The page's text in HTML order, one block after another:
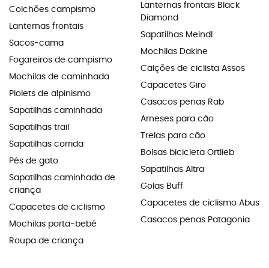
Colchões campismo
Lanternas frontais
Sacos-cama
Fogareiros de campismo
Mochilas de caminhada
Piolets de alpinismo
Sapatilhas caminhada
Sapatilhas trail
Sapatilhas corrida
Pés de gato
Sapatilhas caminhada de
criança
Capacetes de ciclismo
Mochilas porta-bebé
Roupa de criança
Lanternas frontais Black
Diamond
Sapatilhas Meindl
Mochilas Dakine
Calções de ciclista Assos
Capacetes Giro
Casacos penas Rab
Arneses para cão
Trelas para cão
Bolsas bicicleta Ortlieb
Sapatilhas Altra
Golas Buff
Capacetes de ciclismo Abus
Casacos penas Patagonia